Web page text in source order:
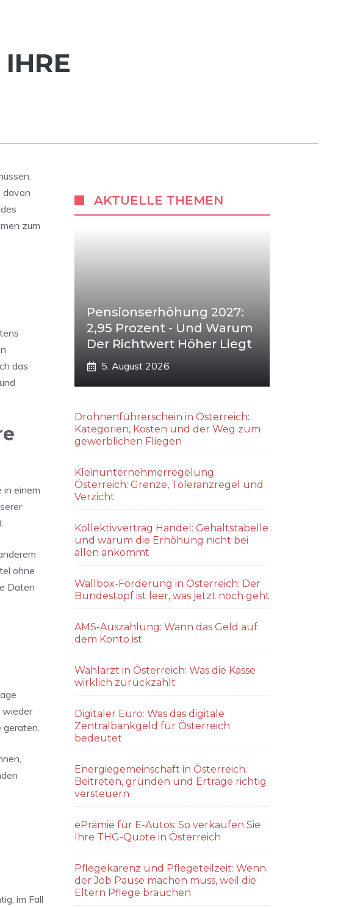
davon
zum
das
in einem
ohne
Daten
wieder
geraten.
im Fall
AKTUELLE THEMEN
Pensionserhöhung 2027:
2,95 Prozent - Und Warum
Der Richtwert Höher Liegt
5. August 2026
Drohnenführerschein in Österreich:
Kategorien, Kosten und der Weg zum
gewerblichen Fliegen
Kleinunternehmerregelung
Österreich: Grenze, Toleranzregel und
Verzicht
Kollektivvertrag Handel: Gehaltstabelle
und warum die Erhöhung nicht bei
allen ankommt
Wallbox-Förderung in Österreich: Der
Bundestopf ist leer, was jetzt noch geht
AMS-Auszahlung: Wann das Geld auf
dem Konto ist
Wahlarzt in Österreich: Was die Kasse
wirklich zurückzahlt
Digitaler Euro: Was das digitale
Zentralbankgeld für Österreich
bedeutet
Energiegemeinschaft in Österreich:
Beitreten, gründen und Erträge richtig
versteuern
ePrämie für E-Autos: So verkaufen Sie
Ihre THG-Quote in Österreich
Pflegekarenz und Pflegeteilzeit: Wenn
der Job Pause machen muss, weil die
Eltern Pflege brauchen